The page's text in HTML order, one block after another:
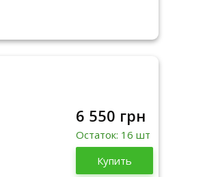
Сербия
2025
6 550 грн
Остаток: 16 шт
Купить